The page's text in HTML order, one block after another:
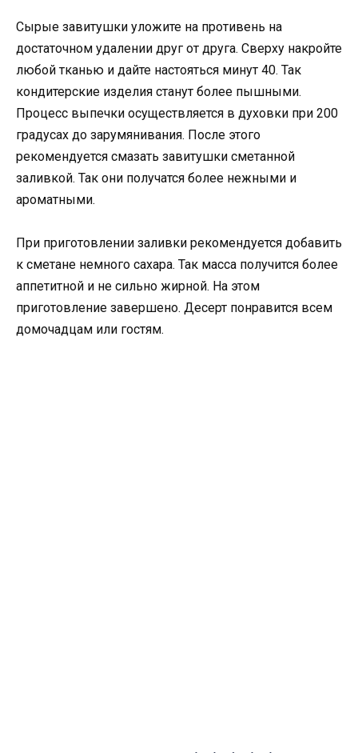
Сырые завитушки уложите на противень на
достаточном удалении друг от друга. Сверху накройте
любой тканью и дайте настояться минут 40. Так
кондитерские изделия станут более пышными.
Процесс выпечки осуществляется в духовки при 200
градусах до зарумянивания. После этого
рекомендуется смазать завитушки сметанной
заливкой. Так они получатся более нежными и
ароматными.
При приготовлении заливки рекомендуется добавить
к сметане немного сахара. Так масса получится более
аппетитной и не сильно жирной. На этом
приготовление завершено. Десерт понравится всем
домочадцам или гостям.